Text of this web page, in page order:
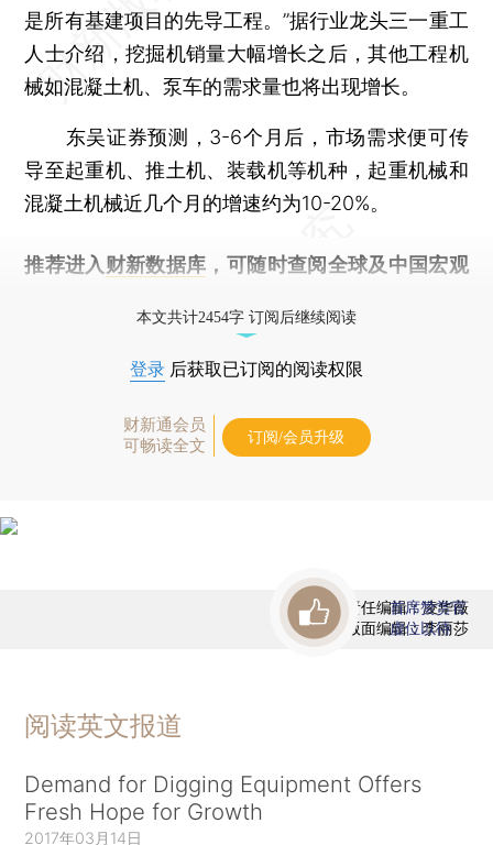
是所有基建项目的先导工程。”据行业龙头三一重工
人士介绍，挖掘机销量大幅增长之后，其他工程机
械如混凝土机、泵车的需求量也将出现增长。
东吴证券预测，3-6个月后，市场需求便可传
导至起重机、推土机、装载机等机种，起重机械和
混凝土机械近几个月的增速约为10-20%。
推荐进入 财新数据库 ，可随时查阅全球及中国宏观
本文共计2454字 订阅后继续阅读
登录 后获取已订阅的阅读权限
财新通会员
可畅读全文
订阅/会员升级
责任编辑：凌华薇
版面编辑：李丽莎
首席赞赏官
虚位以待
阅读英文报道
Demand for Digging Equipment Offers
Fresh Hope for Growth
2017年03月14日